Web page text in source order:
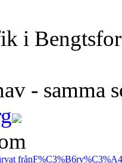
i
- samma
från